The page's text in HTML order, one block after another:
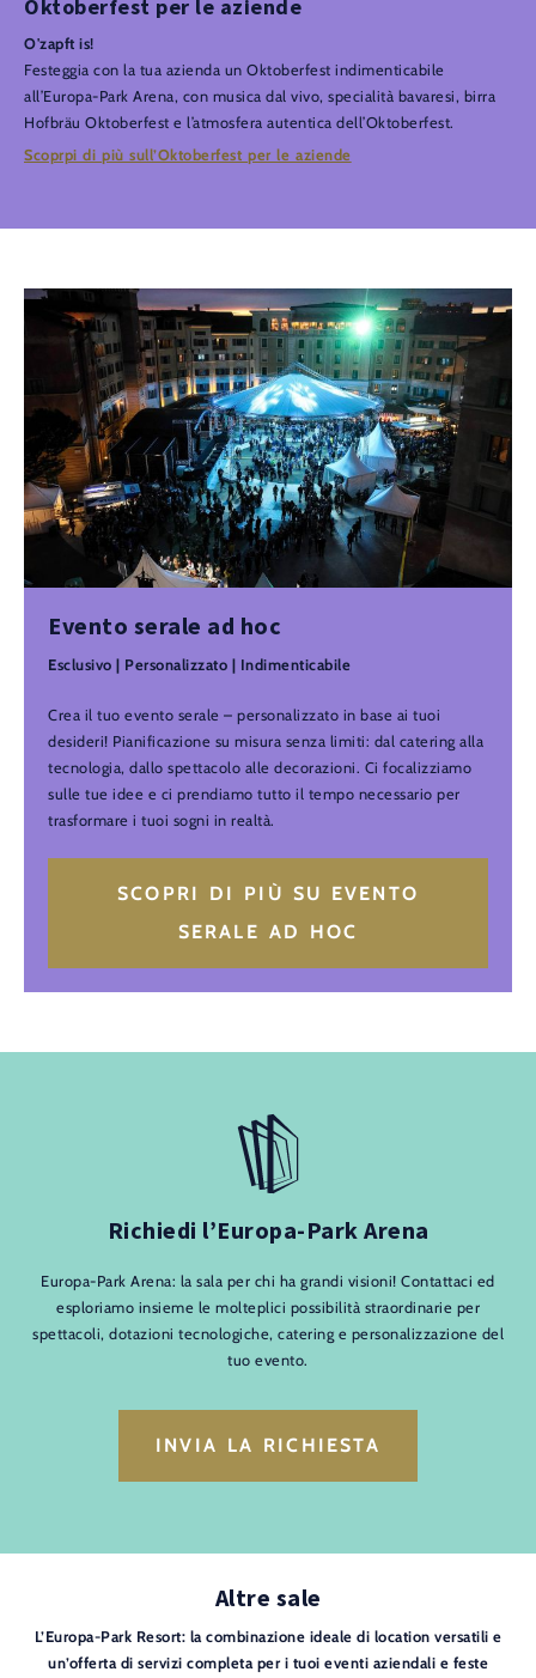
Oktoberfest per le aziende
O'zapft is!
Festeggia con la tua azienda un Oktoberfest indimenticabile
all’Europa-Park Arena, con musica dal vivo, specialità bavaresi, birra
Hofbräu Oktoberfest e l’atmosfera autentica dell’Oktoberfest.
Scoprpi di più sull’Oktoberfest per le aziende
Evento serale ad hoc
Esclusivo | Personalizzato | Indimenticabile
Crea il tuo evento serale – personalizzato in base ai tuoi
desideri! Pianificazione su misura senza limiti: dal catering alla
tecnologia, dallo spettacolo alle decorazioni. Ci focalizziamo
sulle tue idee e ci prendiamo tutto il tempo necessario per
trasformare i tuoi sogni in realtà.
SCOPRI DI PIÙ SU EVENTO
SERALE AD HOC
Richiedi l’Europa-Park Arena
Europa-Park Arena: la sala per chi ha grandi visioni! Contattaci ed
esploriamo insieme le molteplici possibilità straordinarie per
spettacoli, dotazioni tecnologiche, catering e personalizzazione del
tuo evento.
INVIA LA RICHIESTA
Altre sale
L’Europa-Park Resort: la combinazione ideale di location versatili e
un’offerta di servizi completa per i tuoi eventi aziendali e feste